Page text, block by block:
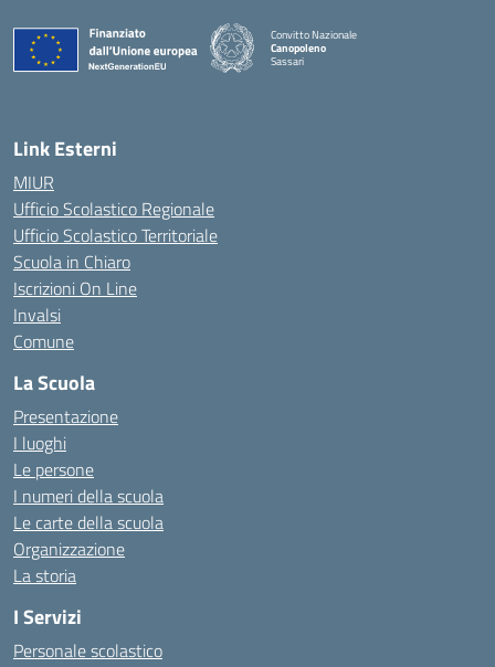
Convitto Nazionale
Canopoleno
Sassari
Link Esterni
MIUR
Ufficio Scolastico Regionale
Ufficio Scolastico Territoriale
Scuola in Chiaro
Iscrizioni On Line
Invalsi
Comune
La Scuola
Presentazione
I luoghi
Le persone
I numeri della scuola
Le carte della scuola
Organizzazione
La storia
I Servizi
Personale scolastico